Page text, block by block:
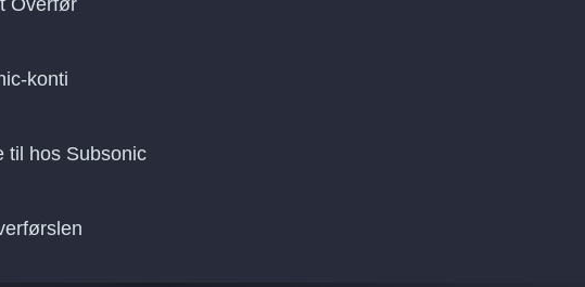
Overfør
konti
til hos Subsonic